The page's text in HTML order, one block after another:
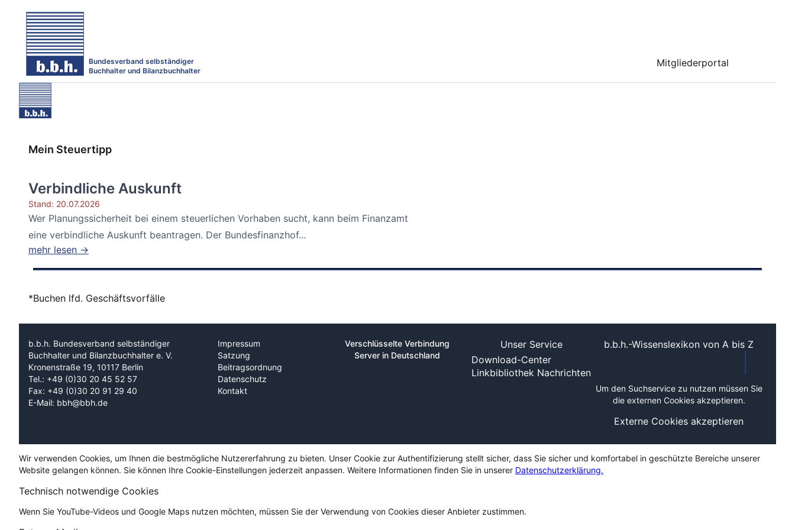
Bundesverband selbständiger
Buchhalter und Bilanzbuchhalter
Mitgliederportal
Mein Steuertipp
Verbindliche Auskunft
Stand: 20.07.2026
Wer Planungssicherheit bei einem steuerlichen Vorhaben sucht, kann beim Finanzamt
eine verbindliche Auskunft beantragen. Der Bundesfinanzhof...
mehr lesen →
*Buchen lfd. Geschäftsvorfälle
b.b.h. Bundesverband selbständiger
Buchhalter und Bilanzbuchhalter e. V.
Kronenstraße 19, 10117 Berlin
Tel.: +49 (0)30 20 45 52 57
Fax: +49 (0)30 20 91 29 40
E-Mail: bbh@bbh.de
Impressum
Satzung
Beitragsordnung
Datenschutz
Kontakt
Verschlüsselte Verbindung
Server in Deutschland
Unser Service
Download-Center
Linkbibliothek Nachrichten
b.b.h.-Wissenslexikon von A bis Z
Um den Suchservice zu nutzen müssen Sie
die externen Cookies akzeptieren.
Externe Cookies akzeptieren
Wir verwenden Cookies, um Ihnen die bestmögliche Nutzererfahrung zu bieten. Unser Cookie zur Authentifizierung stellt sicher, dass Sie sicher und komfortabel in geschützte Bereiche unserer
Website gelangen können. Sie können Ihre Cookie-Einstellungen jederzeit anpassen. Weitere Informationen finden Sie in unserer Datenschutzerklärung.
Technisch notwendige Cookies
Wenn Sie YouTube-Videos und Google Maps nutzen möchten, müssen Sie der Verwendung von Cookies dieser Anbieter zustimmen.